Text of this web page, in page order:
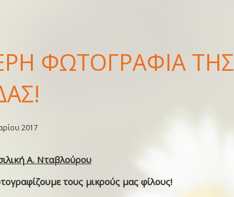
ΦΩΤΟΓΡΑΦΙΑ ΤΗΣ
2017
Α. Νταβλούρου
τους μικρούς μας φίλους!